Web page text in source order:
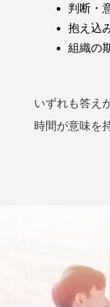
判断・
抱え込
組織の
いずれも答え
時間が意味を